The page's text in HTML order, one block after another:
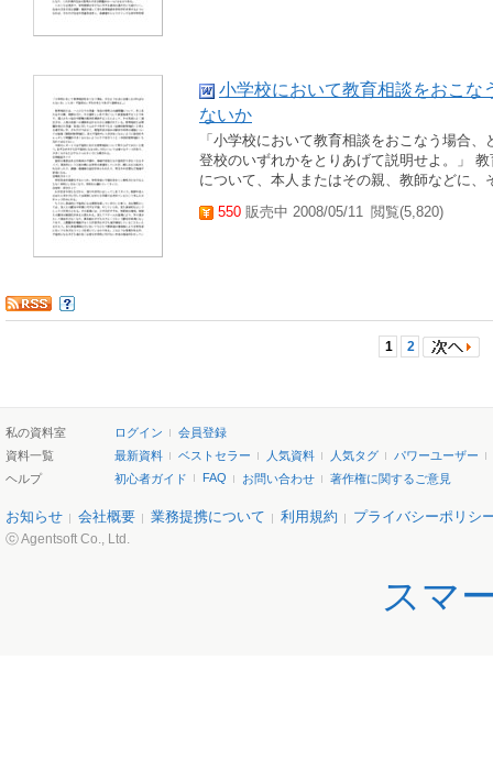
小学校において教育相談をおこな
ないか
「小学校において教育相談をおこなう場合
登校のいずれかをとりあげて説明せよ。」
について、本人またはその親、教師などに
550 販売中 2008/05/11 閲覧(5,820)
1 2
私の資料室 ログイン
会員登録
資料一覧
最新資料 ベストセラー 人気資料 人気タグ
パワーユーザー
ヘルプ
初心者ガイド FAQ お問い合わせ 著作権に関するご意見
お知らせ 会社概要 業務提携について 利用規約 プライバシーポリシ
ⓒ Agentsoft Co., Ltd.
スマ